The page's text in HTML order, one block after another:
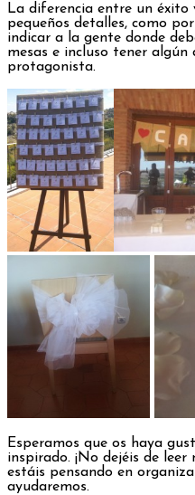
La diferencia entre un
pequeños detalles, como
indicar a la gente donde
mesas e incluso tener algún
protagonista.
Esperamos que os haya
inspirado. ¡No dejéis de
estáis pensando en
ayudaremos.